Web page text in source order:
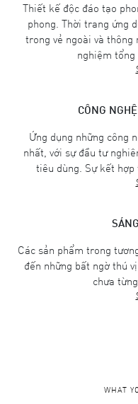
Thiết kế độc đáo tạo
phong. Thời trang ứng
trong vẻ ngoài và
nghiệm tổng
CÔNG
Ứng dụng những công
nhất, với sự đầu tư
tiêu dùng. Sự kết
Các sản phẩm trong
đến những bất ngờ thú
chưa
WHAT